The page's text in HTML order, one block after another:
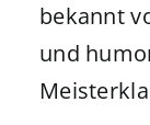
bekannt
und